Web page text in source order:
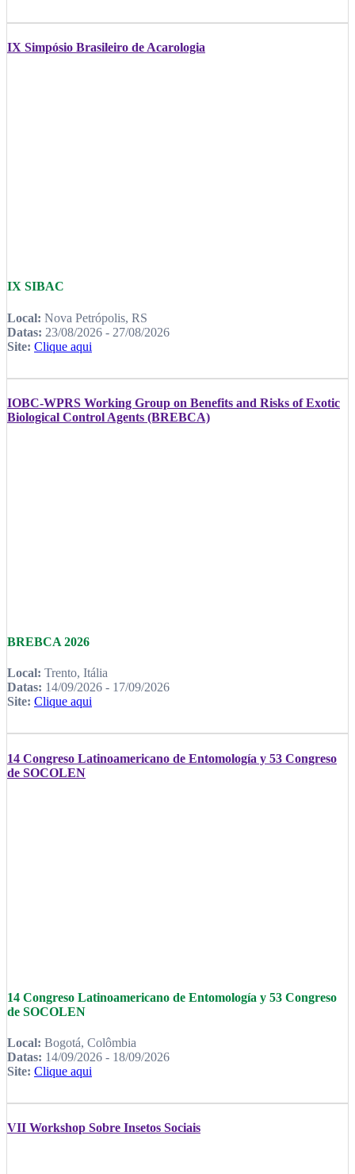
IX Simpósio Brasileiro de Acarologia
IX SIBAC
Local: Nova Petrópolis, RS
Datas: 23/08/2026 - 27/08/2026
Site: Clique aqui
IOBC-WPRS Working Group on Benefits and Risks of Exotic
Biological Control Agents (BREBCA)
BREBCA 2026
Local: Trento, Itália
Datas: 14/09/2026 - 17/09/2026
Site: Clique aqui
14 Congreso Latinoamericano de Entomología y 53 Congreso
de SOCOLEN
14 Congreso Latinoamericano de Entomología y 53 Congreso
de SOCOLEN
Local: Bogotá, Colômbia
Datas: 14/09/2026 - 18/09/2026
Site: Clique aqui
VII Workshop Sobre Insetos Sociais